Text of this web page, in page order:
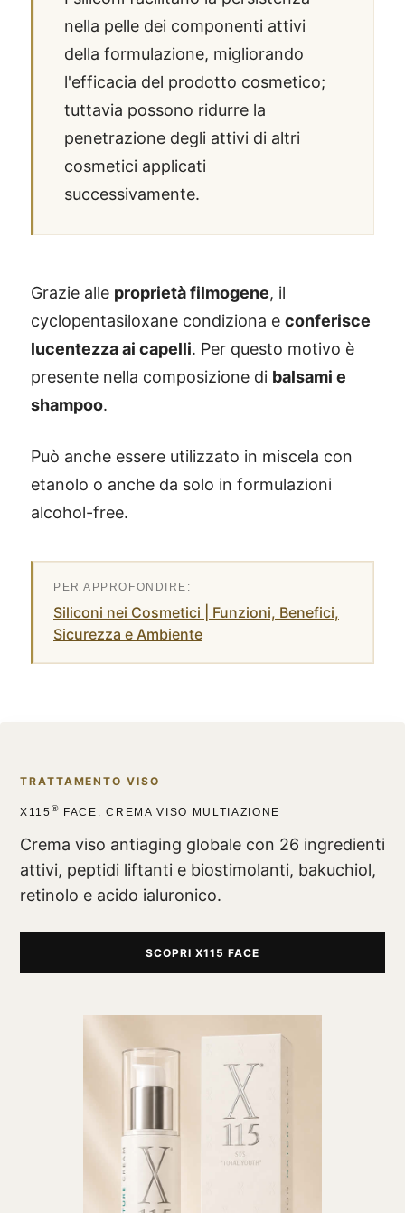
nella pelle dei componenti attivi
della formulazione, migliorando
l'efficacia del prodotto cosmetico;
tuttavia possono ridurre la
penetrazione degli attivi di altri
cosmetici applicati
successivamente.
Grazie alle proprietà filmogene, il
cyclopentasiloxane condiziona e conferisce
lucentezza ai capelli. Per questo motivo è
presente nella composizione di balsami e
shampoo.
Può anche essere utilizzato in miscela con
etanolo o anche da solo in formulazioni
alcohol-free.
Siliconi nei Cosmetici | Funzioni, Benefici,
Sicurezza e Ambiente
TRATTAMENTO VISO
X115® FACE: CREMA VISO MULTIAZIONE
Crema viso antiaging globale con 26 ingredienti
attivi, peptidi liftanti e biostimolanti, bakuchiol,
retinolo e acido ialuronico.
SCOPRI X115 FACE